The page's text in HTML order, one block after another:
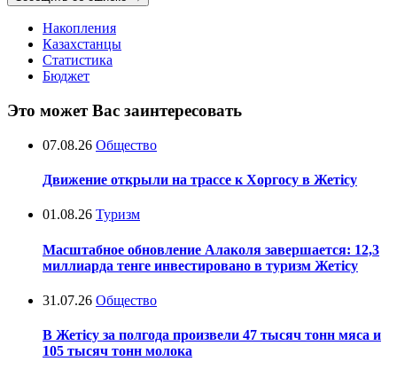
Накопления
Казахстанцы
Статистика
Бюджет
Это может Вас заинтересовать
07.08.26 Общество
Движение открыли на трассе к Хоргосу в Жетісу
01.08.26 Туризм
Масштабное обновление Алаколя завершается: 12,3
миллиарда тенге инвестировано в туризм Жетісу
31.07.26 Общество
В Жетісу за полгода произвели 47 тысяч тонн мяса и
105 тысяч тонн молока